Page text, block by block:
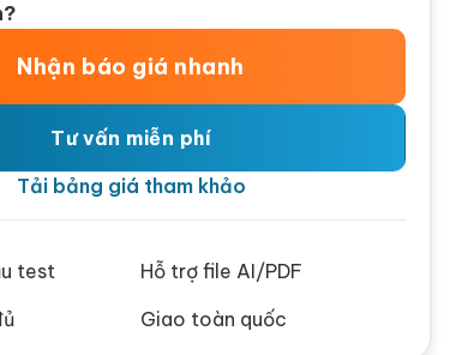
Nhận báo giá nhanh
Tư vấn miễn phí
Tải bảng giá tham khảo
test
Hỗ trợ file AI/PDF
Giao toàn quốc